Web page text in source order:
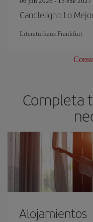
Candlelight: Lo
Literaturhaus Frankfurt
Completa
Alojamientos